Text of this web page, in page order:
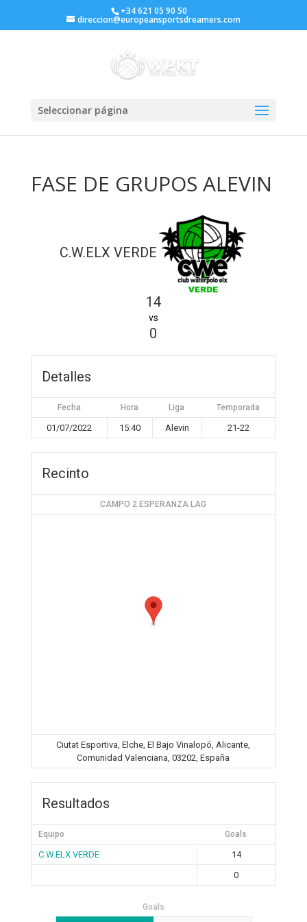
+34 621 05 90 50
direccion@europeansportsdreamers.com
Seleccionar página
FASE DE GRUPOS ALEVIN
C.W.ELX VERDE
14
vs
0
Detalles
Fecha Hora Liga Temporada
01/07/2022 15:40 Alevin 21-22
Recinto
CAMPO 2 ESPERANZA LAG
Ciutat Esportiva, Elche, El Bajo Vinalopó, Alicante,
Comunidad Valenciana, 03202, España
Resultados
Equipo Goals
C.W.ELX VERDE
14
0
Goals